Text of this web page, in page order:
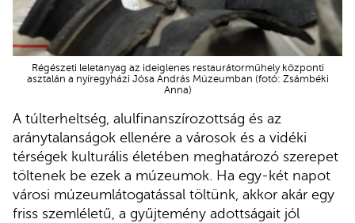
Régészeti leletanyag az ideiglenes restaurátorműhely központi
asztalán a nyíregyházi Jósa András Múzeumban (fotó: Zsámbéki
Anna)
A túlterheltség, alulfinanszírozottság és az
aránytalanságok ellenére a városok és a vidéki
térségek kulturális életében meghatározó szerepet
töltenek be ezek a múzeumok. Ha egy-két napot
városi múzeumlátogatással töltünk, akkor akár egy
friss szemléletű, a gyűjtemény adottságait jól